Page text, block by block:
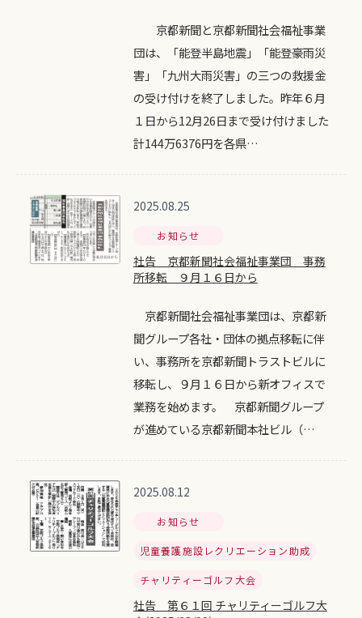
京都新聞と京都新聞社会福祉事業
団は、「能登半島地震」「能登豪雨災
害」「九州大雨災害」の三つの救援金
の受け付けを終了しました。昨年６月
１日から12月26日まで受け付けました
計144万6376円を各県…
2025.08.25
お知らせ
社告 京都新聞社会福祉事業団 事務
所移転 ９月１６日から
京都新聞社会福祉事業団は、京都新
聞グループ各社・団体の拠点移転に伴
い、事務所を京都新聞トラストビルに
移転し、９月１６日から新オフィスで
業務を始めます。 京都新聞グループ
が進めている京都新聞本社ビル（…
2025.08.12
お知らせ
児童養護施設レクリエーション助成
チャリティーゴルフ大会
社告 第６１回 チャリティーゴルフ大